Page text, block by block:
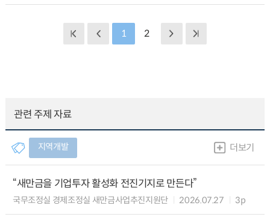
1 2
관련 주제 자료
지역개발 더보기
“새만금을 기업투자 활성화 전진기지로 만든다”
국무조정실 경제조정실 새만금사업추진지원단 2026.07.27 3p